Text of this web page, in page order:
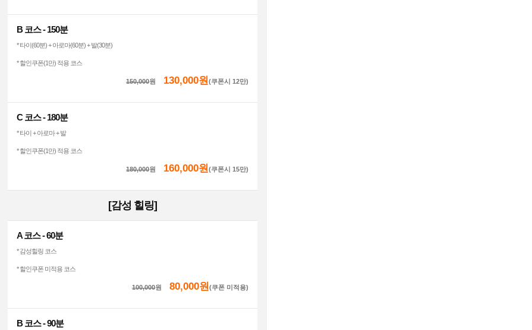
B 코스 - 150분
* 타이(60분) + 아로마(60분) + 발(30분)
* 할인쿠폰(1만) 적용 코스
150,000원 130,000원 (쿠폰시 12만)
C 코스 - 180분
* 타이 + 아로마 + 발
* 할인쿠폰(1만) 적용 코스
180,000원 160,000원 (쿠폰시 15만)
[감성 힐링]
A 코스 - 60분
* 감성힐링 코스
* 할인쿠폰 미적용 코스
100,000원 80,000원 (쿠폰 미적용)
B 코스 - 90분